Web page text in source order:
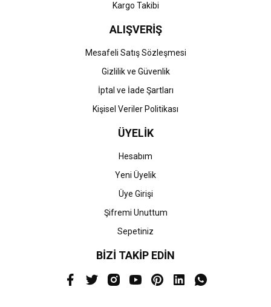
Kargo Takibi
ALIŞVERİŞ
Mesafeli Satış Sözleşmesi
Gizlilik ve Güvenlik
İptal ve İade Şartları
Kişisel Veriler Politikası
ÜYELİK
Hesabım
Yeni Üyelik
Üye Girişi
Şifremi Unuttum
Sepetiniz
BİZİ TAKİP EDİN